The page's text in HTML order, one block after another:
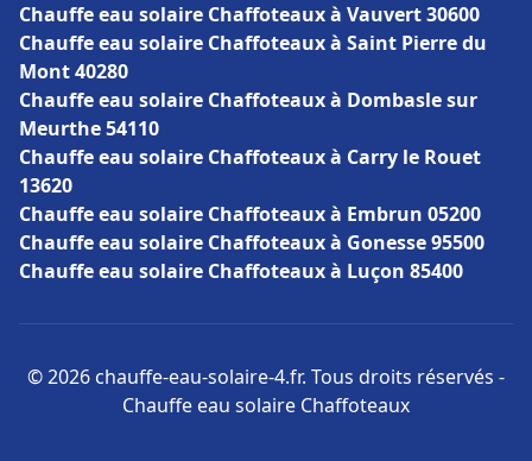
Chauffe eau solaire Chaffoteaux à Vauvert 30600
Chauffe eau solaire Chaffoteaux à Saint Pierre du
Mont 40280
Chauffe eau solaire Chaffoteaux à Dombasle sur
Meurthe 54110
Chauffe eau solaire Chaffoteaux à Carry le Rouet
13620
Chauffe eau solaire Chaffoteaux à Embrun 05200
Chauffe eau solaire Chaffoteaux à Gonesse 95500
Chauffe eau solaire Chaffoteaux à Luçon 85400
© 2026 chauffe-eau-solaire-4.fr. Tous droits réservés -
Chauffe eau solaire Chaffoteaux